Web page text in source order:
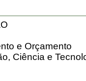
e Orçamento
Ciência e